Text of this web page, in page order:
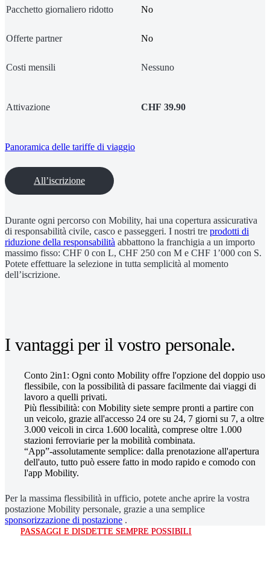
Pacchetto giornaliero ridotto No
Offerte partner No
Costi mensili Nessuno
Attivazione CHF 39.90
Panoramica delle tariffe di viaggio
All’iscrizione
Durante ogni percorso con Mobility, hai una copertura assicurativa
di responsabilità civile, casco e passeggeri. I nostri tre prodotti di
riduzione della responsabilità abbattono la franchigia a un importo
massimo fisso: CHF 0 con L, CHF 250 con M e CHF 1’000 con S.
Potete effettuare la selezione in tutta semplicità al momento
dell’iscrizione.
I vantaggi per il vostro personale.
Conto 2in1: Ogni conto Mobility offre l'opzione del doppio uso
flessibile, con la possibilità di passare facilmente dai viaggi di
lavoro a quelli privati.
Più flessibilità: con Mobility siete sempre pronti a partire con
un veicolo, grazie all'accesso 24 ore su 24, 7 giorni su 7, a oltre
3.000 veicoli in circa 1.600 località, comprese oltre 1.000
stazioni ferroviarie per la mobilità combinata.
“App”-assolutamente semplice: dalla prenotazione all'apertura
dell'auto, tutto può essere fatto in modo rapido e comodo con
l'app Mobility.
Per la massima flessibilità in ufficio, potete anche aprire la vostra
postazione Mobility personale, grazie a una semplice
sponsorizzazione di postazione .
PASSAGGI E DISDETTE SEMPRE POSSIBILI